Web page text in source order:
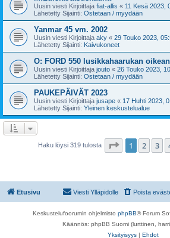
Uusin viesti Kirjoittaja fiat-allis « 11 Kesä 2023,
Lähetetty Sijainti: Ostetaan / myydään
Yanmar 45 vm. 2002
Uusin viesti Kirjoittaja aky « 29 Touko 2023,
Lähetetty Sijainti: Kaivukoneet
O: FORD 550 lusikkahaarukan
Uusin viesti Kirjoittaja jouto « 26 Touko 2023,
Lähetetty Sijainti: Ostetaan / myydään
PAUKEPÄIVÄT 2023
Uusin viesti Kirjoittaja jusape « 17 Huhti 2023,
Lähetetty Sijainti: Yleinen keskustelualue
Haku löysi 319 tulosta Sivu /13
1 2 3
Etusivu Poista
Viesti Ylläpidolle
Keskustelufoorumin ohjelmisto phpBB® Forum
Käännös: phpBB Suomi (lurttinen,
Yksityisyys | Ehdot